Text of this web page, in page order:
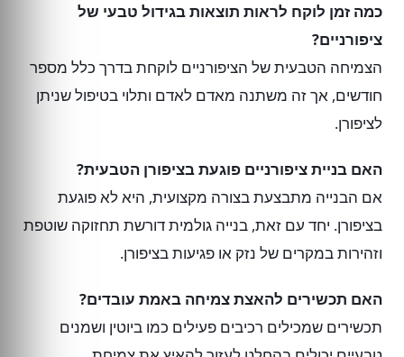
כמה זמן לוקח לראות תוצאות בגידול טבעי של
ציפורניים?
הצמיחה הטבעית של הציפורניים לוקחת בדרך כלל מספר
חודשים, אך זה משתנה מאדם לאדם ותלוי בטיפול שניתן
לציפורן.
האם בניית ציפורניים פוגעת בציפורן הטבעית?
אם הבנייה מתבצעת בצורה מקצועית, היא לא פוגעת
בציפורן. יחד עם זאת, בנייה גולמית דורשת תחזוקה שוטפת
וזהירות במקרים של נזק או פגיעות בציפורן.
האם תכשירים להאצת צמיחה באמת עובדים?
תכשירים שמכילים רכיבים פעילים כמו ביוטין ושמנים